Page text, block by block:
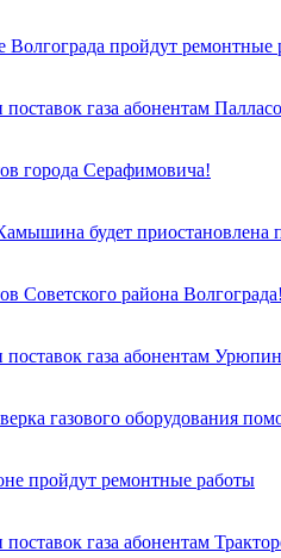
Волгограда пройдут ремонтные
газа абонентам
города Серафимовича!
будет приостановлена
Советского района Волгограда!
газа абонентам
газового оборудования
пройдут ремонтные работы
газа абонентам